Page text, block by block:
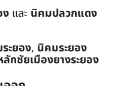
ง และ นิคมปลวกแดง
ะยอง, นิคมระยอง
กชัยเมืองยางระยอง